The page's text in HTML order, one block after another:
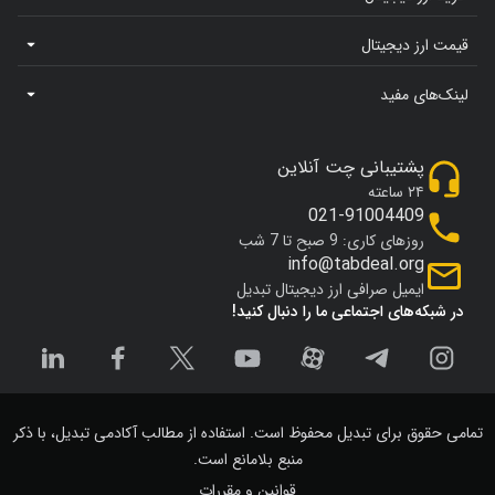
قیمت ارز دیجیتال
لینک‌های مفید
در شبکه‌های اجتماعی ما را دنبال کنید!
پشتیبانی چت آنلاین
۲۴ ساعته
021-91004409
روزهای کاری: 9 صبح تا 7 شب
info@tabdeal.org
ایمیل صرافی ارز دیجیتال تبدیل
تمامی حقوق برای تبدیل محفوظ است. استفاده از مطالب آکادمی تبدیل، با ذکر
منبع بلامانع است.
قوانین و مقررات